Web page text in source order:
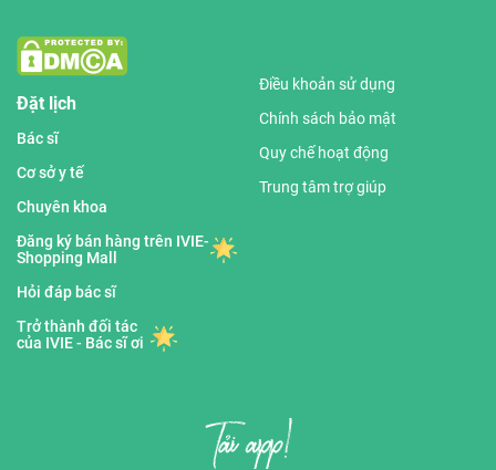
Đặt lịch
Bác sĩ
Cơ sở y tế
Chuyên khoa
Đăng ký bán hàng trên IVIE-
Shopping Mall
Hỏi đáp bác sĩ
Trở thành đối tác
của IVIE - Bác sĩ ơi
Điều khoản sử dụng
Chính sách bảo mật
Quy chế hoạt động
Trung tâm trợ giúp